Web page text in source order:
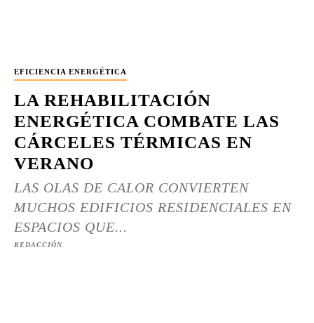
EFICIENCIA ENERGÉTICA
LA REHABILITACIÓN
ENERGÉTICA COMBATE LAS
CÁRCELES TÉRMICAS EN
VERANO
LAS OLAS DE CALOR CONVIERTEN
MUCHOS EDIFICIOS RESIDENCIALES EN
ESPACIOS QUE...
REDACCIÓN